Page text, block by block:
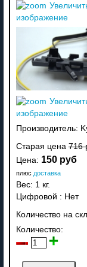
изображение
изображение
Производитель:
Старая цена 716
Цена: 150 руб
плюс доставка
Вес: 1 кг.
Цифровой : Нет
Количество на
Количество: